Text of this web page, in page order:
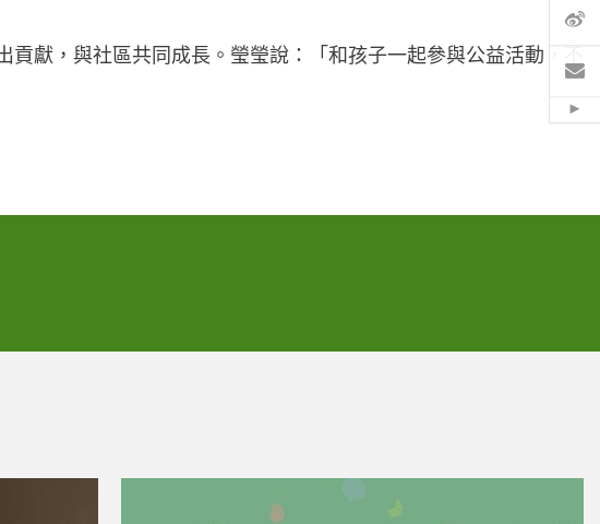
獻，與社區共同成長。瑩瑩說：「和孩子一起參與公益活動，不